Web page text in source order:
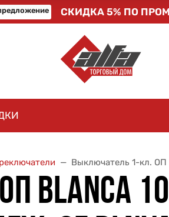
СКИДКА 5% ПО
Выключатель 1-кл. ОП